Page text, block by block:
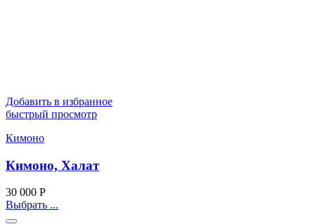
Добавить в избранное
быстрый просмотр
Кимоно
Кимоно, Халат
30 000 Р
Выбрать ...